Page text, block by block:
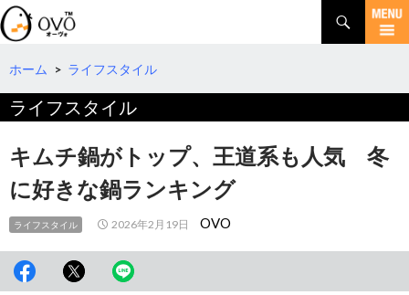
検
索
コ
テ
ツ
へ
動
ホーム > ライフスタイル
ライフスタイル
キムチ鍋がトップ、王道系も人気 冬
に好きな鍋ランキング
ライフスタイル 2026年2月19日 OVO